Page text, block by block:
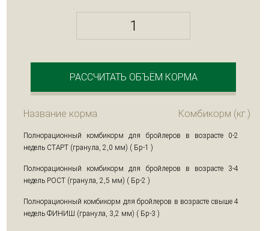
РАССЧИТАТЬ ОБЪЁМ КОРМА
Название корма Комбикорм (кг.)
Полнорационный комбикорм для бройлеров в возрасте 0-2
недель СТАРТ (гранула, 2,0 мм) ( Бр-1 )
Полнорационный комбикорм для бройлеров в возрасте 3-4
недель РОСТ (гранула, 2,5 мм) ( Бр-2 )
Полнорационный комбикорм для бройлеров в возрасте свыше 4
недель ФИНИШ (гранула, 3,2 мм) ( Бр-3 )